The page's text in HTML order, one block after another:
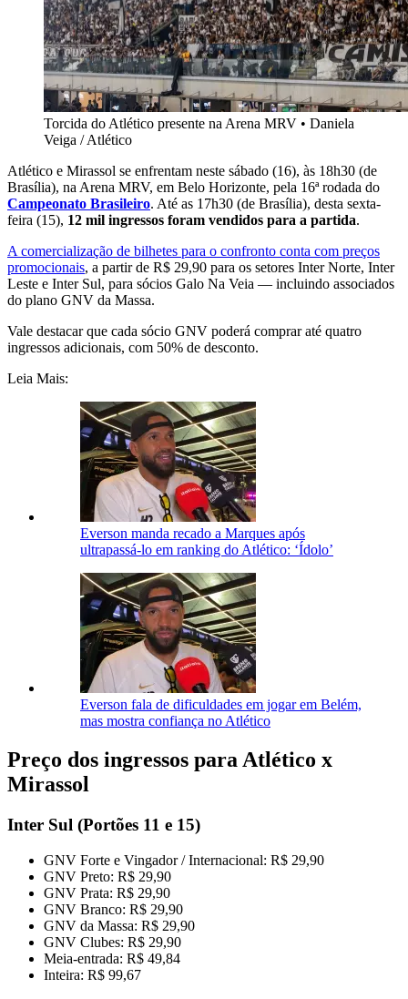
Torcida do Atlético presente na Arena MRV • Daniela
Veiga / Atlético
Atlético e Mirassol se enfrentam neste sábado (16), às 18h30 (de
Brasília), na Arena MRV, em Belo Horizonte, pela 16ª rodada do
Campeonato Brasileiro. Até as 17h30 (de Brasília), desta sexta-
feira (15), 12 mil ingressos foram vendidos para a partida.
A comercialização de bilhetes para o confronto conta com preços
promocionais, a partir de R$ 29,90 para os setores Inter Norte, Inter
Leste e Inter Sul, para sócios Galo Na Veia — incluindo associados
do plano GNV da Massa.
Vale destacar que cada sócio GNV poderá comprar até quatro
ingressos adicionais, com 50% de desconto.
Leia Mais:
Everson manda recado a Marques após
ultrapassá-lo em ranking do Atlético: ‘Ídolo’
Everson fala de dificuldades em jogar em Belém,
mas mostra confiança no Atlético
Preço dos ingressos para Atlético x
Mirassol
Inter Sul (Portões 11 e 15)
GNV Forte e Vingador / Internacional: R$ 29,90
GNV Preto: R$ 29,90
GNV Prata: R$ 29,90
GNV Branco: R$ 29,90
GNV da Massa: R$ 29,90
GNV Clubes: R$ 29,90
Meia-entrada: R$ 49,84
Inteira: R$ 99,67